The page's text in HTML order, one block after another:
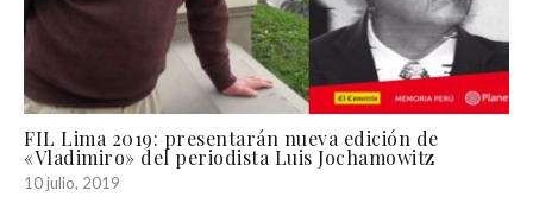
FIL Lima 2019: presentarán nueva edición de
«Vladimiro» del periodista Luis Jochamowitz
10 julio, 2019